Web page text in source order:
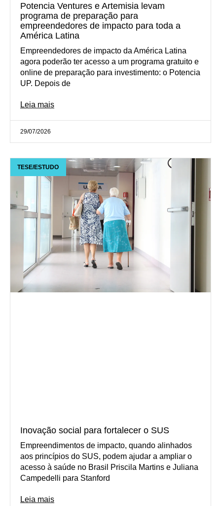
Potencia Ventures e Artemisia levam
programa de preparação para
empreendedores de impacto para toda a
América Latina
Empreendedores de impacto da América Latina
agora poderão ter acesso a um programa gratuito e
online de preparação para investimento: o Potencia
UP. Depois de
Leia mais
29/07/2026
TESE/ESTUDO
Inovação social para fortalecer o SUS
Empreendimentos de impacto, quando alinhados
aos princípios do SUS, podem ajudar a ampliar o
acesso à saúde no Brasil Priscila Martins e Juliana
Campedelli para Stanford
Leia mais